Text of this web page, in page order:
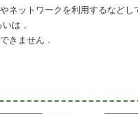
ネットワークを利用するなど
は，
きません．